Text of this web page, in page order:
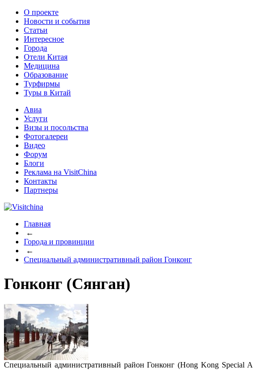
О проекте
Новости и события
Статьи
Интересное
Города
Отели Китая
Медицина
Образование
Турфирмы
Туры в Китай
Авиа
Услуги
Визы и посольства
Фотогалереи
Видео
Форум
Блоги
Реклама на VisitChina
Контакты
Партнеры
Главная
←
Города и провинции
←
Специальный административный район Гонконг
Гонконг (Сянган)
Специальный административный район Гонконг (Hong Kong